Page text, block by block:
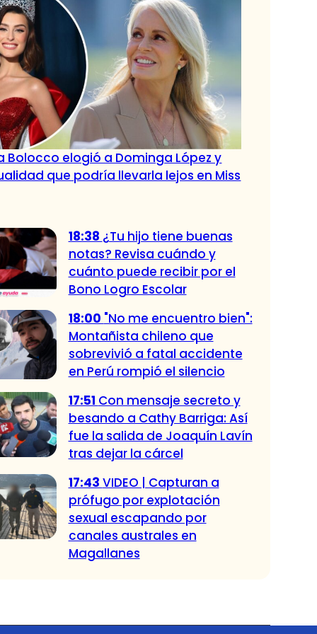
Bolocco elogió a Dominga López y
que podría llevarla lejos en Miss
18:38 ¿Tu hijo tiene buenas
notas? Revisa cuándo y
cuánto puede recibir por el
Bono Logro Escolar
18:00 "No me encuentro bien":
Montañista chileno que
sobrevivió a fatal accidente
en Perú rompió el silencio
17:51 Con mensaje secreto y
besando a Cathy Barriga: Así
fue la salida de Joaquín Lavín
tras dejar la cárcel
17:43 VIDEO | Capturan a
prófugo por explotación
sexual escapando por
canales australes en
Magallanes